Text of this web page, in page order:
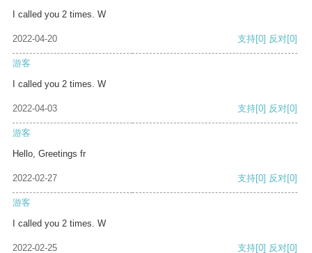
I called you 2 times. W
2022-04-20 支持[0] 反对[0]
游客
I called you 2 times. W
2022-04-03 支持[0] 反对[0]
游客
Hello, Greetings fr
2022-02-27 支持[0] 反对[0]
游客
I called you 2 times. W
2022-02-25 支持[0] 反对[0]